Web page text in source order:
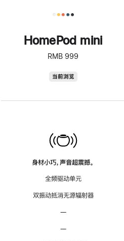
HomePod mini
RMB 999
当前浏览
身材小巧，声音超震撼。
全频驱动单元
双振动抵消无源辐射器
—
—